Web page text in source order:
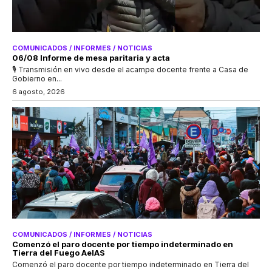
COMUNICADOS / INFORMES / NOTICIAS
06/08 Informe de mesa paritaria y acta
🎙 Transmisión en vivo desde el acampe docente frente a Casa de
Gobierno en...
6 agosto, 2026
COMUNICADOS / INFORMES / NOTICIAS
Comenzó el paro docente por tiempo indeterminado en
Tierra del Fuego AeIAS
Comenzó el paro docente por tiempo indeterminado en Tierra del